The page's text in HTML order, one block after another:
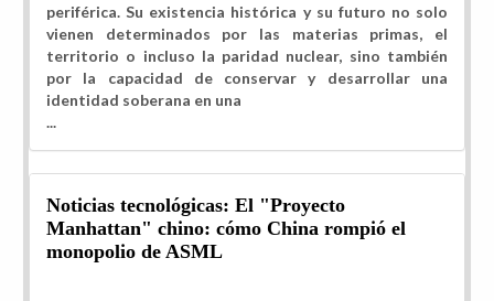
periférica. Su existencia histórica y su futuro no solo
vienen determinados por las materias primas, el
territorio o incluso la paridad nuclear, sino también
por la capacidad de conservar y desarrollar una
identidad soberana en una
...
Noticias tecnológicas: El "Proyecto
Manhattan" chino: cómo China rompió el
monopolio de ASML